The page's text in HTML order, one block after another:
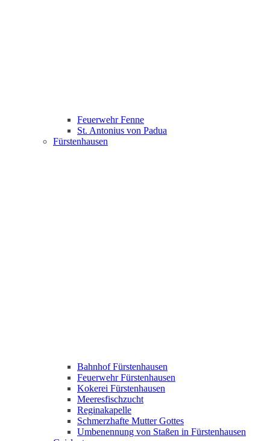
Feuerwehr Fenne
St. Antonius von Padua
Fürstenhausen
Bahnhof Fürstenhausen
Feuerwehr Fürstenhausen
Kokerei Fürstenhausen
Meeresfischzucht
Reginakapelle
Schmerzhafte Mutter Gottes
Umbenennung von Staßen in Fürstenhausen